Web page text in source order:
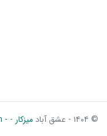
© ۱۴۰۴ - عشق آباد میزکار - - crm - نرم افزار ابری مدیریت کسب و کار